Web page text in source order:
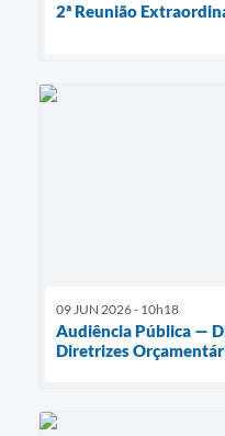
2ª Reunião
09 JUN 2026 - 10h18
Audiência Pública —
Diretrizes